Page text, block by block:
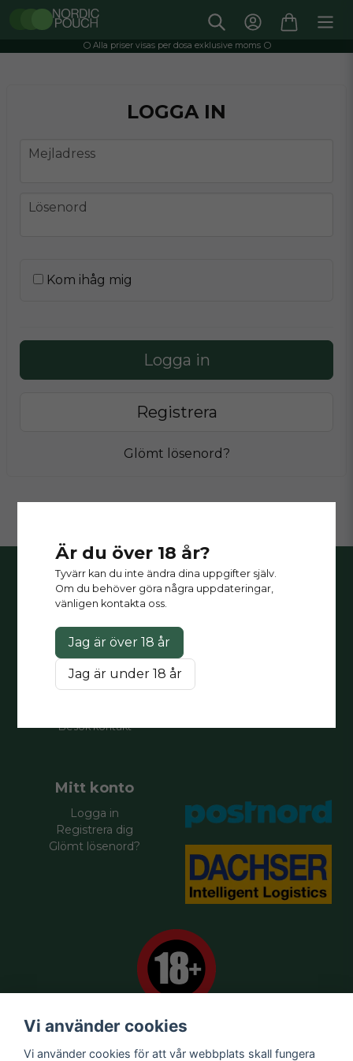
⚪️ Alla priser visas per dosa exklusive moms ⚪️
LOGGA IN
Mejladress
Mejladress
Lösenord
Lösenord
Kom ihåg mig
Logga in
Registrera
Glömt lösenord?
Är du över 18 år?
Tyvärr kan du inte ändra dina uppgifter själv.
Om du behöver göra några uppdateringar,
vänligen kontakta oss.
Jag är över 18 år
Jag är under 18 år
Nordic Express
Askims verkstadsväg 1
Gothenburg, Sweden
Öppettider:
måndag-fredag: 09-17
Besökkontakt
Nordicpouch
olika produkter med leverans
Mitt konto
Logga in
Registrera dig
Glömt lösenord?
Försäljningsvillkor
Vi använder cookies
Vi använder cookies för att vår webbplats skall fungera